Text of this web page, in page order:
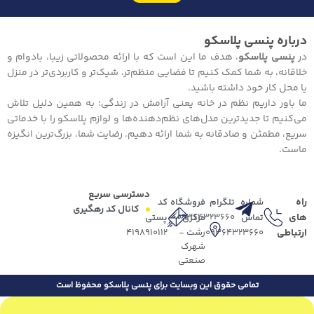
درباره پنسی پلاسکو
درپنسی پلاسکو، هدف ما این است که با ارائه محصولاتی زیبا، بادوام و
خلاقانه، به شما کمک کنیم تا فضایی منظم‌تر، شیک‌تر و کاربردی‌تر در منزل
یا محل کار خود داشته باشید.
ما باور داریم نظم در خانه یعنی آرامش در زندگی؛ به همین دلیل تلاش
می‌کنیم تا جدیدترین مدل‌های نظم‌دهنده‌ها و لوازم پلاسکو را با خدماتی
سریع، مطمئن و صادقانه به شما ارائه دهیم. رضایت شما، بزرگ‌ترین انگیزه
ماست.
دسترسی سریع
کانال کد رهگیری
راه
های
ارتباطی
شماره
تماس
09364323660
تلگرام
09364323660
فروشگاه
مرکزی
رشت -
شهرک
صنعتی
کد
پستی
4198910112
تمامی حقوق این وبسایت برای پنسی پلاسکو محفوظ است